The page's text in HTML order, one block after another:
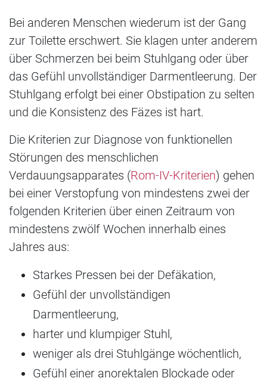
Bei anderen Menschen wiederum ist der Gang
zur Toilette erschwert. Sie klagen unter anderem
über Schmerzen bei beim Stuhlgang oder über
das Gefühl unvollständiger Darmentleerung. Der
Stuhlgang erfolgt bei einer Obstipation zu selten
und die Konsistenz des Fäzes ist hart.
Die Kriterien zur Diagnose von funktionellen
Störungen des menschlichen
Verdauungsapparates (Rom-IV-Kriterien) gehen
bei einer Verstopfung von mindestens zwei der
folgenden Kriterien über einen Zeitraum von
mindestens zwölf Wochen innerhalb eines
Jahres aus:
Starkes Pressen bei der Defäkation,
Gefühl der unvollständigen
Darmentleerung,
harter und klumpiger Stuhl,
weniger als drei Stuhlgänge wöchentlich,
Gefühl einer anorektalen Blockade oder